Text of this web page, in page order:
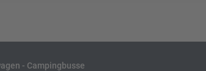
- Campingbusse